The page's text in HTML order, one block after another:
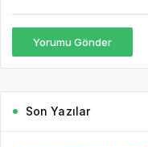
Yorumu Gönder
Son Yazılar